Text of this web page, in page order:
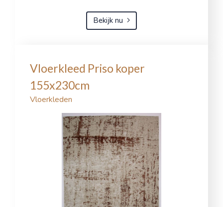
Bekijk nu
Vloerkleed Priso koper
155x230cm
Vloerkleden